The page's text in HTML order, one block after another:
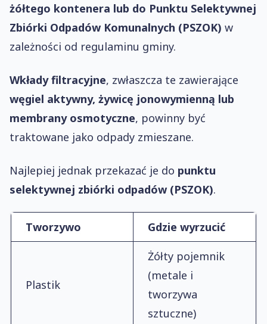
żółtego kontenera lub do Punktu Selektywnej
Zbiórki Odpadów Komunalnych (PSZOK) w
zależności od regulaminu gminy.
Wkłady filtracyjne, zwłaszcza te zawierające
węgiel aktywny, żywicę jonowymienną lub
membrany osmotyczne, powinny być
traktowane jako odpady zmieszane.
Najlepiej jednak przekazać je do punktu
selektywnej zbiórki odpadów (PSZOK).
Tworzywo Gdzie wyrzucić
Plastik
Żółty pojemnik
(metale i
tworzywa
sztuczne)